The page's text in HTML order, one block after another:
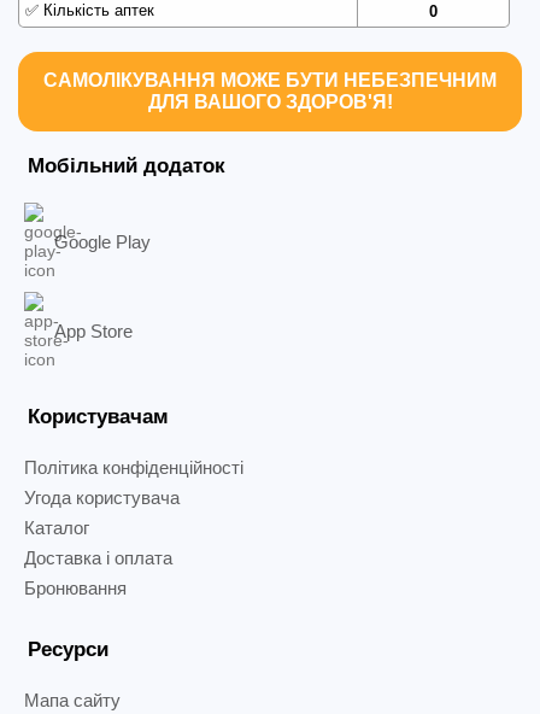
✅ Кількість аптек 0
САМОЛІКУВАННЯ МОЖЕ БУТИ НЕБЕЗПЕЧНИМ
ДЛЯ ВАШОГО ЗДОРОВ'Я!
Мобільний додаток
Google Play
App Store
Користувачам
Політика конфіденційності
Угода користувача
Каталог
Доставка і оплата
Бронювання
Ресурси
Мапа сайту